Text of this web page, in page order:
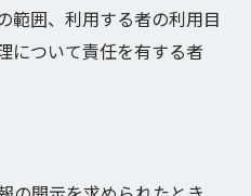
範囲、利用する者の利用目
について責任を有する者